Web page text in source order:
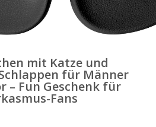
mit Katze und
für Männer
– Fun Geschenk für
Fans